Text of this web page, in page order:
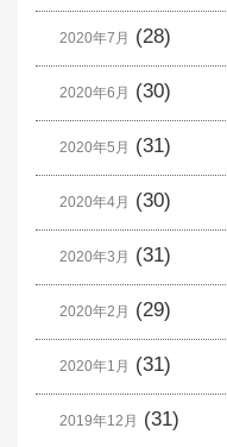
2020年7月 (28)
2020年6月 (30)
2020年5月 (31)
2020年4月 (30)
2020年3月 (31)
2020年2月 (29)
2020年1月 (31)
2019年12月 (31)